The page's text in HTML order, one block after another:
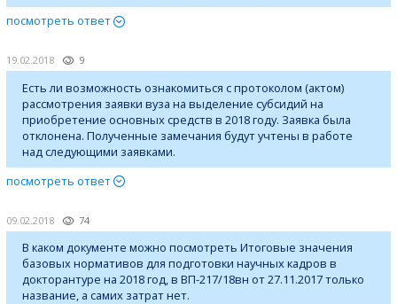
посмотреть ответ
19.02.2018 9
Есть ли возможность ознакомиться с протоколом (актом)
рассмотрения заявки вуза на выделение субсидий на
приобретение основных средств в 2018 году. Заявка была
отклонена. Полученные замечания будут учтены в работе
над следующими заявками.
посмотреть ответ
09.02.2018 74
В каком документе можно посмотреть Итоговые значения
базовых нормативов для подготовки научных кадров в
докторантуре на 2018 год, в ВП-217/18вн от 27.11.2017 только
название, а самих затрат нет.